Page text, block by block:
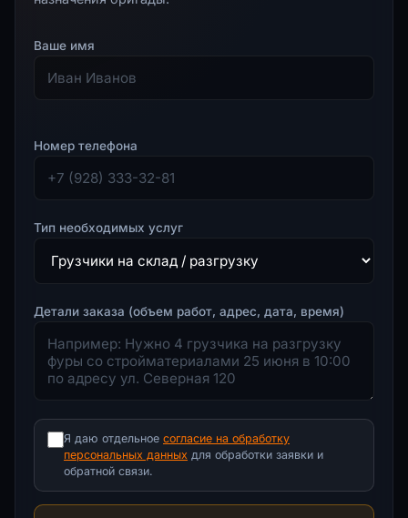
Ваше имя
Номер телефона
Тип необходимых услуг
Детали заказа (объем работ, адрес, дата, время)
Я даю отдельное согласие на обработку
персональных данных для обработки заявки и
обратной связи.